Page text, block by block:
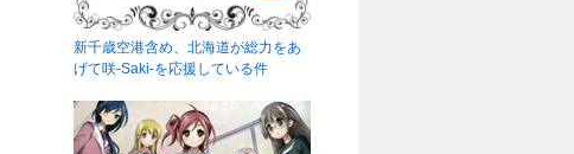
新千歳空港含め、北海道が総力をあ
げて咲-Saki-を応援している件